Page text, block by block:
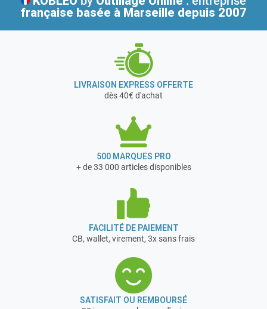
Habillage : Tube
Composition : 2 ridelles
Dimensions plateaux : 1000 x 700 mm
Dimensions hors tout : 1056 x 697 x 1018 mm
française basée à Marseille depuis 2007
LIVRAISON EXPRESS OFFERTE
dès 40€ d'achat
500 MARQUES PRO
+ de 33 000 articles disponibles
FACILITÉ DE PAIEMENT
CB, wallet, virement, 3x sans frais
SATISFAIT OU REMBOURSÉ